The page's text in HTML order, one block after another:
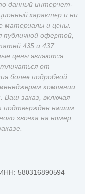
данный интернет-
характер и ни
материалы и цены,
публичной офертой,
435 и 437
цены являются
от
более подробной
компании
заказ, включая
подтвержден нашим
звонка на номер,
580316890594